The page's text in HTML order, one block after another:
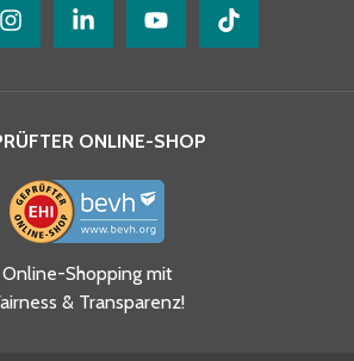
ich habe die
gelesen
akzeptiere diese.
ONLINE-SHOP
Online-Shopping mit
& Transparenz!